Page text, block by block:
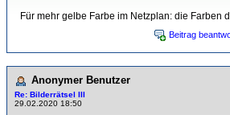
Für mehr gelbe Farbe im Netzplan: die Farben
Beitrag
Anonymer Benutzer
Re: Bilderrätsel III
29.02.2020 18:50